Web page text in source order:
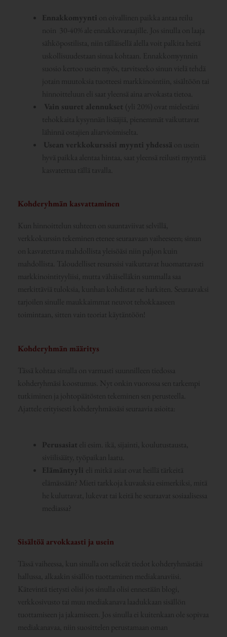
Ennakkomyynti on oivallinen paikka antaa reilu
noin 30-40% ale ennakkovaraajille. Jos sinulla on laaja
sähköpostilista, niin tälläisellä alella voit palkita heitä
uskollisuudestaan sinua kohtaan. Ennakkomyynnin
suosio kertoo usein myös, tarvitseeko sinun vielä tehdä
jotain muutoksia tuotteesi markkinointiin, sisältöön tai
hinnoitteluun eli saat yleensä aina arvokasta tietoa.
Vain suuret alennukset (yli 20%) ovat mielestäni
tehokkaita kysynnän lisääjiä, pienemmät vaikuttavat
lähinnä ostajien aliarvioimiselta.
Usean verkkokurssisi myynti yhdessä on usein
hyvä paikka alentaa hintaa, saat yleensä reilusti myyntiä
kasvatettua tällä tavalla.
Kohderyhmän kasvattaminen
Kun hinnoittelun suhteen on suuntaviivat selvillä,
verkkokurssin tekeminen etenee seuraavaan vaiheeseen; sinun
on kasvatettava mahdollista yleisöäsi niin paljon kuin
mahdollista. Taloudelliset resurssisi vaikuttavat huomattavasti
markkinointityyliisi, mutta vähäiselläkin summalla saa
merkittäviä tuloksia, kunhan kohdistat ne harkiten. Seuraavaksi
tarjoilen sinulle maukkaimmat neuvot tehokkaaseen
toimintaan, sitten vain teoriat käytäntöön!
Kohderyhmän määritys
Tässä kohtaa sinulla on varmasti suunnilleen tiedossa
kohderyhmäsi koostumus. Nyt onkin vuorossa sen tarkempi
tutkiminen ja johtopäätösten tekeminen sen perusteella.
Ajattele erityisesti kohderyhmässäsi seuraavia asioita:
Perusasiat eli esim. ikä, sijainti, koulutustausta,
siviilisääty, työpaikan laatu.
Elämäntyyli eli mitkä asiat ovat heillä tärkeitä
elämässään? Mieti tarkkoja kuvauksia esimerkiksi, mitä
he kuluttavat, lukevat tai keitä he seuraavat sosiaalisessa
mediassa?
Sisältöä arvokkaasti ja usein
Tässä vaiheessa, kun sinulla on selkeät tiedot kohderyhmästäsi
hallussa, alkaakin sisällön tuottaminen mediakanaviisi.
Kätevintä tietysti olisi jos sinulla olisi ennestään blogi,
verkkosivusto tai muu mediakanava laadukkaan sisällön
tuottamiseen ja jakamiseen. Jos sinulla ei kuitenkaan ole sopivaa
mediakanavaa, niin suosittelen perustamaan oman